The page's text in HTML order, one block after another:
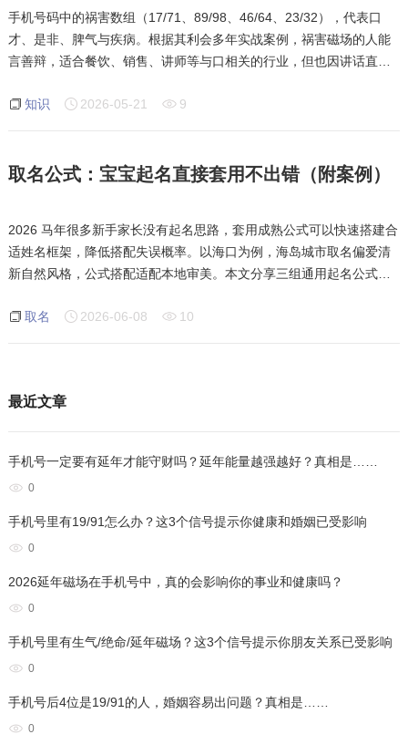
手机号码中的祸害数组（17/71、89/98、46/64、23/32），代表口
才、是非、脾气与疾病。根据其利会多年实战案例，祸害磁场的人能
言善辩，适合餐饮、销售、讲师等与口相关的行业，但也因讲话直
会产生不同效应：祸害加生气（如714）口才好得
知识 2026-05-21 9
取名公式：宝宝起名直接套用不出错（附案例）
2026 马年很多新手家长没有起名思路，套用成熟公式可以快速搭建合
适姓名框架，降低搭配失误概率。以海口为例，海岛城市取名偏爱清
新自然风格，公式搭配适配本地审美。本文分享三组通用起名公式，
男女通用，比如诚加杉，寓意品性端正，生
取名 2026-06-08 10
最近文章
手机号一定要有延年才能守财吗？延年能量越强越好？真相是……
0
手机号里有19/91怎么办？这3个信号提示你健康和婚姻已受影响
0
2026延年磁场在手机号中，真的会影响你的事业和健康吗？
0
手机号里有生气/绝命/延年磁场？这3个信号提示你朋友关系已受影响
0
手机号后4位是19/91的人，婚姻容易出问题？真相是……
0